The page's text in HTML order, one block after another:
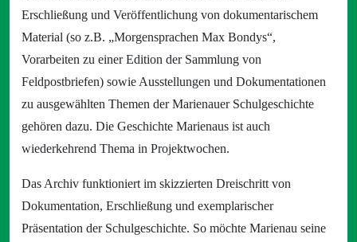
Erschließung und Veröffentlichung von dokumentarischem
Material (so z.B. „Morgensprachen Max Bondys“,
Vorarbeiten zu einer Edition der Sammlung von
Feldpostbriefen) sowie Ausstellungen und Dokumentationen
zu ausgewählten Themen der Marienauer Schulgeschichte
gehören dazu. Die Geschichte Marienaus ist auch
wiederkehrend Thema in Projektwochen.
Das Archiv funktioniert im skizzierten Dreischritt von
Dokumentation, Erschließung und exemplarischer
Präsentation der Schulgeschichte. So möchte Marienau seine